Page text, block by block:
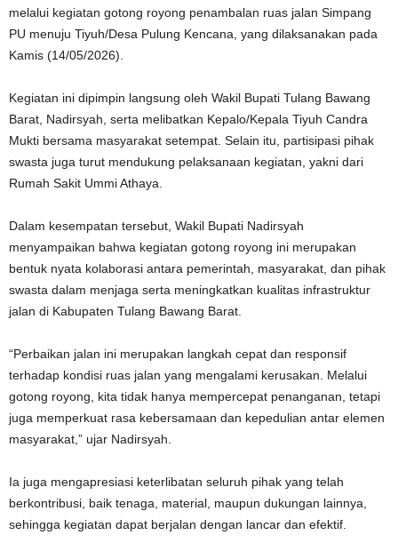
melalui kegiatan gotong royong penambalan ruas jalan Simpang
PU menuju Tiyuh/Desa Pulung Kencana, yang dilaksanakan pada
Kamis (14/05/2026).
Kegiatan ini dipimpin langsung oleh Wakil Bupati Tulang Bawang
Barat, Nadirsyah, serta melibatkan Kepalo/Kepala Tiyuh Candra
Mukti bersama masyarakat setempat. Selain itu, partisipasi pihak
swasta juga turut mendukung pelaksanaan kegiatan, yakni dari
Rumah Sakit Ummi Athaya.
Dalam kesempatan tersebut, Wakil Bupati Nadirsyah
menyampaikan bahwa kegiatan gotong royong ini merupakan
bentuk nyata kolaborasi antara pemerintah, masyarakat, dan pihak
swasta dalam menjaga serta meningkatkan kualitas infrastruktur
jalan di Kabupaten Tulang Bawang Barat.
“Perbaikan jalan ini merupakan langkah cepat dan responsif
terhadap kondisi ruas jalan yang mengalami kerusakan. Melalui
gotong royong, kita tidak hanya mempercepat penanganan, tetapi
juga memperkuat rasa kebersamaan dan kepedulian antar elemen
masyarakat,” ujar Nadirsyah.
Ia juga mengapresiasi keterlibatan seluruh pihak yang telah
berkontribusi, baik tenaga, material, maupun dukungan lainnya,
sehingga kegiatan dapat berjalan dengan lancar dan efektif.